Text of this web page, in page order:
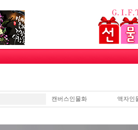
캔버스인물화 액자인